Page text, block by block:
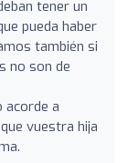
tener un
pueda haber
también si
no son de
acorde a
vuestra hija